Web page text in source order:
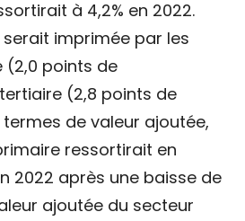
à 4,2% en 2022.
imprimée par les
(2,0 points de
(2,8 points de
de valeur ajoutée,
ressortirait en
2022 après une baisse de
ajoutée du secteur